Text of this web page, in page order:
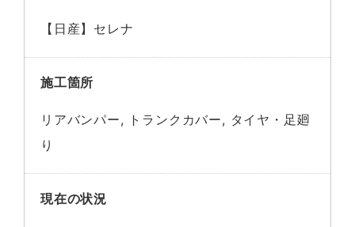
【日産】セレナ
施工箇所
リアバンパー, トランクカバー, タイヤ・足廻
り
現在の状況